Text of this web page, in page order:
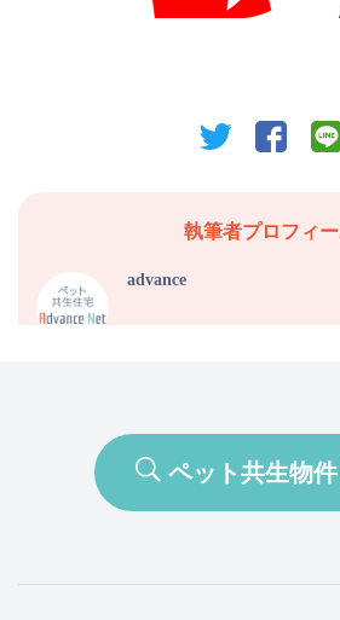
twitter
執筆者プロフィ
advance
ペット共生物